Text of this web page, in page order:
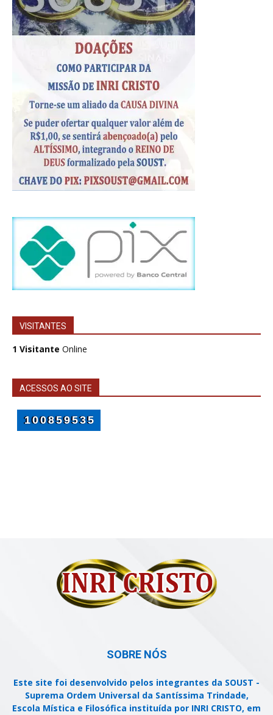
VISITANTES
1 Visitante Online
ACESSOS AO SITE
SOBRE NÓS
Este site foi desenvolvido pelos integrantes da SOUST -
Suprema Ordem Universal da Santíssima Trindade,
Escola Mística e Filosófica instituída por INRI CRISTO, em